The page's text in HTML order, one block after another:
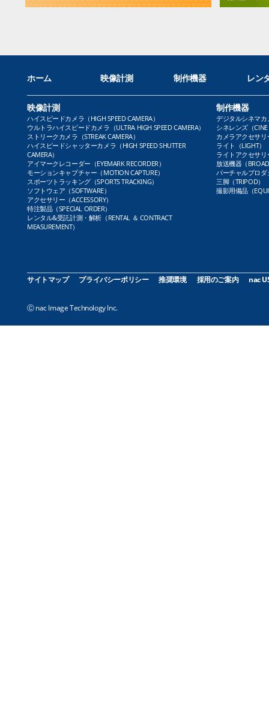
ホーム 映像計測 制作機器 レン
映像計測
ハイスピードカメラ（HIGH SPEED CAMERA）
ウルトラハイスピードカメラ（ULTRA HIGH SPEED CAMERA）
ストリークカメラ（STREAK CAMERA）
ハイスピードシャッターカメラ（HIGH SPEED SHUTTER
CAMERA）
アイマークレコーダー（EYEMARK RECORDER）
モーションキャプチャー（MOTION CAPTURE）
スポーツトラッキング（SPORTS TRACKING）
ソフトウェア（SOFTWARE）
アクセサリー（ACCESSORY）
特注製品（SPECIAL ORDER）
レンタル&受託計測・解析（RENTAL ＆ CONTRACT
MEASUREMENT）
制作機器
デジタルシネマカ
シネレンズ（CINE
カメラアクセサリ
ライト（LIGHT）
ライトアクセサリ
放送機器（
バーチャルプロダ
三脚（TRIPOD）
撮影用備品（
サイトマップ プライバシーポリシー 推奨環境 採用のご案内 nac
Ⓒ nac Image Technology Inc.